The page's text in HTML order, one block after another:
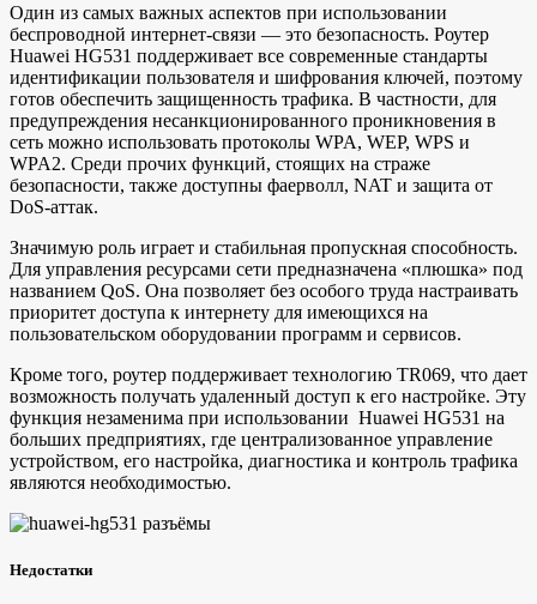
Один из самых важных аспектов при использовании
беспроводной интернет-связи — это безопасность. Роутер
Huawei HG531 поддерживает все современные стандарты
идентификации пользователя и шифрования ключей, поэтому
готов обеспечить защищенность трафика. В частности, для
предупреждения несанкционированного проникновения в
сеть можно использовать протоколы WPA, WEP, WPS и
WPA2. Среди прочих функций, стоящих на страже
безопасности, также доступны фаерволл, NAT и защита от
DoS-аттак.
Значимую роль играет и стабильная пропускная способность.
Для управления ресурсами сети предназначена «плюшка» под
названием QoS. Она позволяет без особого труда настраивать
приоритет доступа к интернету для имеющихся на
пользовательском оборудовании программ и сервисов.
Кроме того, роутер поддерживает технологию TR069, что дает
возможность получать удаленный доступ к его настройке. Эту
функция незаменима при использовании Huawei HG531 на
больших предприятиях, где централизованное управление
устройством, его настройка, диагностика и контроль трафика
являются необходимостью.
Недостатки